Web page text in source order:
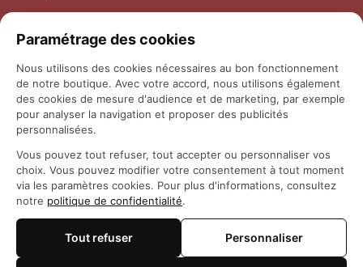
Politique de retour et remboursement
Coordonnées
Questions fréquemment posées
© 2026 Maison Otaku
Paramétrage des cookies
Nous utilisons des cookies nécessaires au bon fonctionnement
de notre boutique. Avec votre accord, nous utilisons également
des cookies de mesure d'audience et de marketing, par exemple
pour analyser la navigation et proposer des publicités
personnalisées.
Vous pouvez tout refuser, tout accepter ou personnaliser vos
choix. Vous pouvez modifier votre consentement à tout moment
via les paramètres cookies. Pour plus d'informations, consultez
notre politique de confidentialité.
Tout refuser Personnaliser